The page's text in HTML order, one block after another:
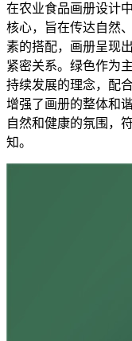
在农业食品画册设计
核心，旨在传达自然
素的搭配，画册呈现
紧密关系。绿色作为
持续发展的理念，配
增强了画册的整体和
自然和健康的氛围，
知。